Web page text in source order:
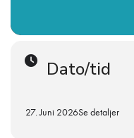
Dato/tid
27. Juni 2026Se detaljer